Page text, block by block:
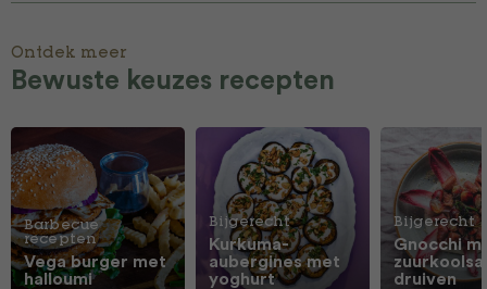
Ontdek meer
Bewuste keuzes recepten
Barbecue
recepten
Vega burger met
halloumi
Bijgerecht
Kurkuma-
aubergines met
yoghurt
Bijgerecht
Gnocchi
druiven